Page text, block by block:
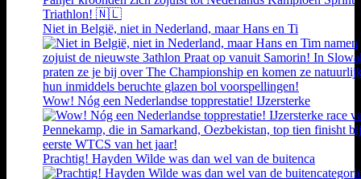
Niet in België, niet in Nederland, maar Hans en Ti
Wow! Nóg een Nederlandse topprestatie! IJzersterke
Prachtig! Hayden Wilde was dan wel van de buitenca